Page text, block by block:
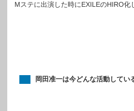
Mステに出演した時にEXILEのHIRO化
岡田准一は今どんな活動してい